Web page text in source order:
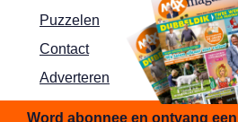
Puzzelen
Contact
Adverteren
Word abonnee en ontvang